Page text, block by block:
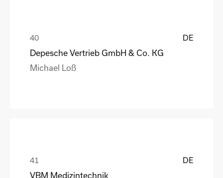
DE
Depesche Vertrieb GmbH & Co. KG
Michael Loß
DE
VBM Medizintechnik